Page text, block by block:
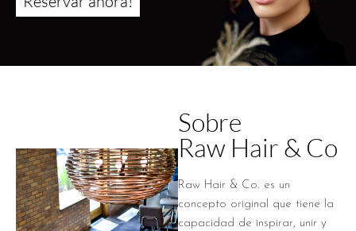
Sobre
Raw Hair & Co
Raw Hair & Co. es un
concepto original que tiene la
capacidad de inspirar, unir y